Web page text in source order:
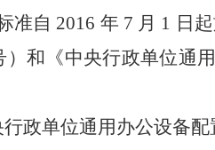
准自 2016 年 7 月 1 日
）和《中央行政单位通
行政单位通用办公设备